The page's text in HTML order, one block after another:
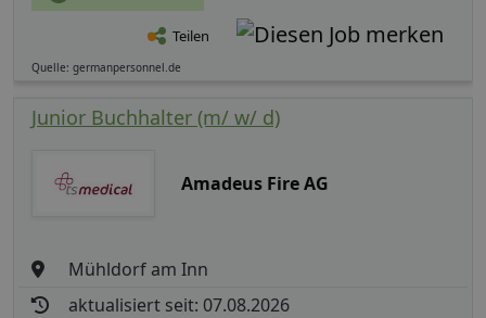
Teilen
Quelle: germanpersonnel.de
Junior Buchhalter (m/ w/ d)
Amadeus Fire AG
Mühldorf am Inn
aktualisiert seit: 07.08.2026